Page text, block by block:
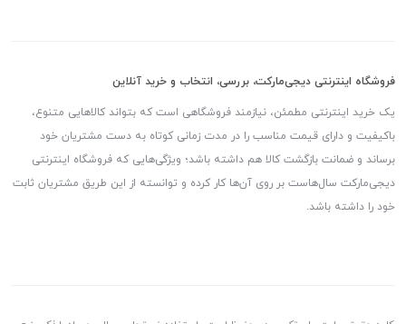
فروشگاه اینترنتی دیجی‌مارکت، بررسی، انتخاب و خرید آنلاین
یک خرید اینترنتی مطمئن، نیازمند فروشگاهی است که بتواند کالاهایی متنوع،
باکیفیت و دارای قیمت مناسب را در مدت زمانی کوتاه به دست مشتریان خود
برساند و ضمانت بازگشت کالا هم داشته باشد؛ ویژگی‌هایی که فروشگاه اینترنتی
دیجی‌مارکت سال‌هاست بر روی آن‌ها کار کرده و توانسته از این طریق مشتریان ثابت
خود را داشته باشد.